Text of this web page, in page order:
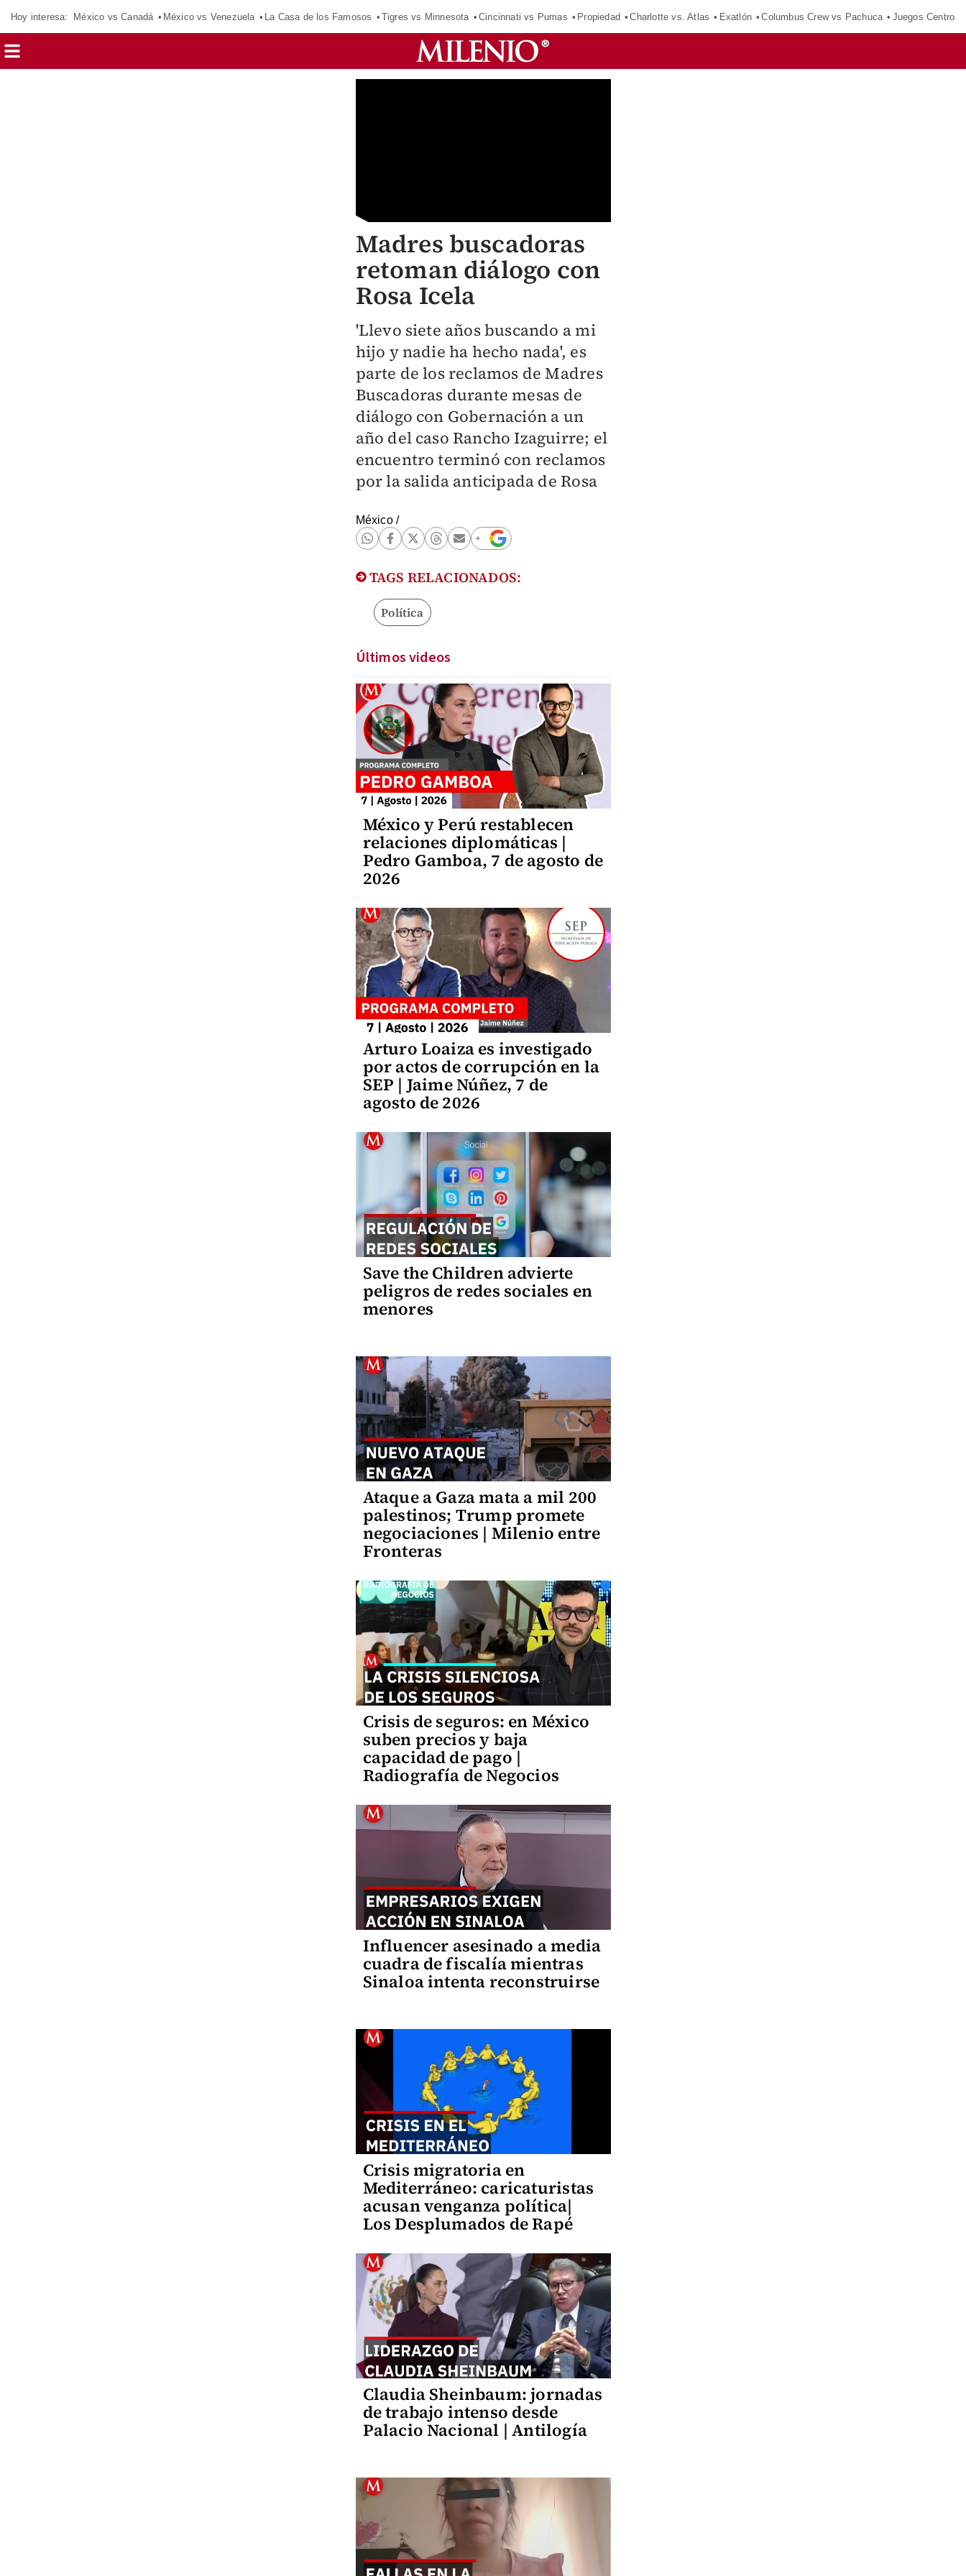
Hoy interesa: México vs Canadá México vs Venezuela La Casa de los Famosos Tigres vs Minnesota Cincinnati vs Pumas Propiedad Charlotte vs. Atlas Exatlón Columbus Crew vs Pachuca Juegos
Madres buscadoras
retoman diálogo con
Rosa Icela
'Llevo siete años buscando a mi
hijo y nadie ha hecho nada', es
parte de los reclamos de Madres
Buscadoras durante mesas de
diálogo con Gobernación a un
año del caso Rancho Izaguirre; el
encuentro terminó con reclamos
por la salida anticipada de Rosa
México/
TAGS RELACIONADOS:
Política
Últimos videos
México y Perú restablecen
relaciones diplomáticas |
Pedro Gamboa, 7 de agosto de
2026
Arturo Loaiza es investigado
por actos de corrupción en la
SEP | Jaime Núñez, 7 de
agosto de 2026
Save the Children advierte
peligros de redes sociales en
menores
Ataque a Gaza mata a mil 200
palestinos; Trump promete
negociaciones | Milenio entre
Fronteras
Crisis de seguros: en México
suben precios y baja
capacidad de pago |
Radiografía de Negocios
Influencer asesinado a media
cuadra de fiscalía mientras
Sinaloa intenta reconstruirse
Crisis migratoria en
Mediterráneo: caricaturistas
acusan venganza política|
Los Desplumados de Rapé
Claudia Sheinbaum: jornadas
de trabajo intenso desde
Palacio Nacional | Antilogía